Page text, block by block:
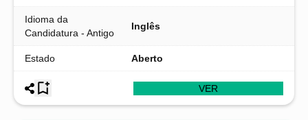
Idioma da
Candidatura - Antigo
Inglês
Estado Aberto
VER